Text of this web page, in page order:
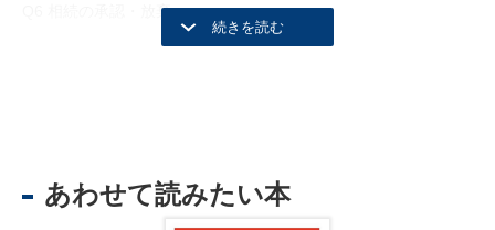
Q6 相続の承認・放棄
Q10 広義の再転相続における各相続人と各相続人の相続分の確
定1(再転相続が2回の場合)
あわせて読みたい本